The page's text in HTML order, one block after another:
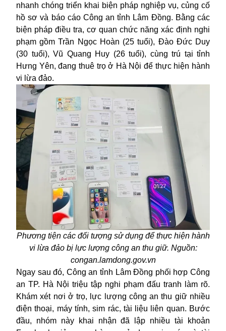
nhanh chóng triển khai biện pháp nghiệp vụ, củng cố
hồ sơ và báo cáo Công an tỉnh Lâm Đồng. Bằng các
biện pháp điều tra, cơ quan chức năng xác định nghi
phạm gồm Trần Ngọc Hoàn (25 tuổi), Đào Đức Duy
(30 tuổi), Vũ Quang Huy (26 tuổi), cùng trú tại tỉnh
Hưng Yên, đang thuê trọ ở Hà Nội để thực hiện hành
vi lừa đảo.
Phương tiện các đối tượng sử dụng để thực hiện hành
vi lừa đảo bị lực lượng công an thu giữ. Nguồn:
congan.lamdong.gov.vn
Ngay sau đó, Công an tỉnh Lâm Đồng phối hợp Công
an TP. Hà Nội triệu tập nghi phạm đấu tranh làm rõ.
Khám xét nơi ở trọ, lực lượng công an thu giữ nhiều
điện thoại, máy tính, sim rác, tài liệu liên quan. Bước
đầu, nhóm này khai nhận đã lập nhiều tài khoản